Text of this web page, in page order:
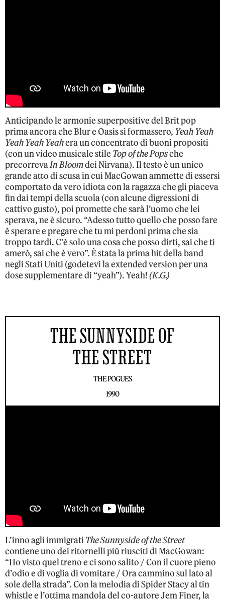
Anticipando le armonie superpositive del Brit pop
prima ancora che Blur e Oasis si formassero, Yeah Yeah
Yeah Yeah Yeahera un concentrato di buoni propositi
(con un video musicale stile Top of the Popsche
precorrevaIn Bloomdei Nirvana). Il testo è un unico
grande atto di scusa in cui MacGowan ammette di essersi
comportato da vero idiota con la ragazza che gli piaceva
fin dai tempi della scuola (con alcune digressioni di
cattivo gusto), poi promette che sarà l’uomo che lei
sperava, ne è sicuro. “Adesso tutto quello che posso fare
è sperare e pregare che tu mi perdoni prima che sia
troppo tardi. C’è solo una cosa che posso dirti, sai che ti
amerò, sai che è vero”. È stata la prima hit della band
negli Stati Uniti (godetevi la extended version per una
dose supplementare di “yeah”). Yeah!(K.G.)
THE SUNNYSIDE OF
THE STREET
THE POGUES
1990
L’inno agli immigratiThe Sunnyside of the Street
contiene uno dei ritornelli più riusciti di MacGowan:
“Ho visto quel treno e ci sono salito / Con il cuore pieno
d’odio e di voglia di vomitare / Ora cammino sul lato al
sole della strada”. Con la melodia di Spider Stacy al tin
whistle e l’ottima mandola del co-autore Jem Finer, la